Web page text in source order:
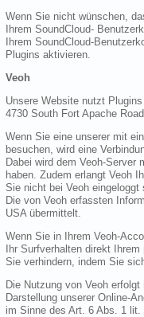
Wenn Sie nicht wünschen,
Ihrem SoundCloud-
Ihrem SoundCloud-
Plugins aktivieren.
Veoh
Unsere Website nutzt
4730 South Fort Apache
Wenn Sie eine unserer mit
besuchen, wird eine
Dabei wird dem Veoh-
haben. Zudem erlangt Veoh
Sie nicht bei Veoh eingeloggt
Die von Veoh erfassten
USA übermittelt.
Wenn Sie in Ihrem Veoh-
Ihr Surfverhalten direkt
Sie verhindern, indem Sie
Die Nutzung von Veoh
Darstellung unserer Online-
im Sinne des Art. 6 Abs. 1 lit.